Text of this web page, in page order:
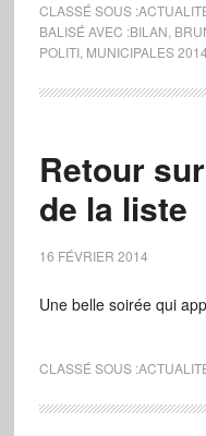
CLASSÉ SOUS :
BALISÉ AVEC :BILAN
POLITI, MUNICIPALES 2014
Retour
de la liste
16 FÉVRIER 2014
Une belle soirée qui
CLASSÉ SOUS :